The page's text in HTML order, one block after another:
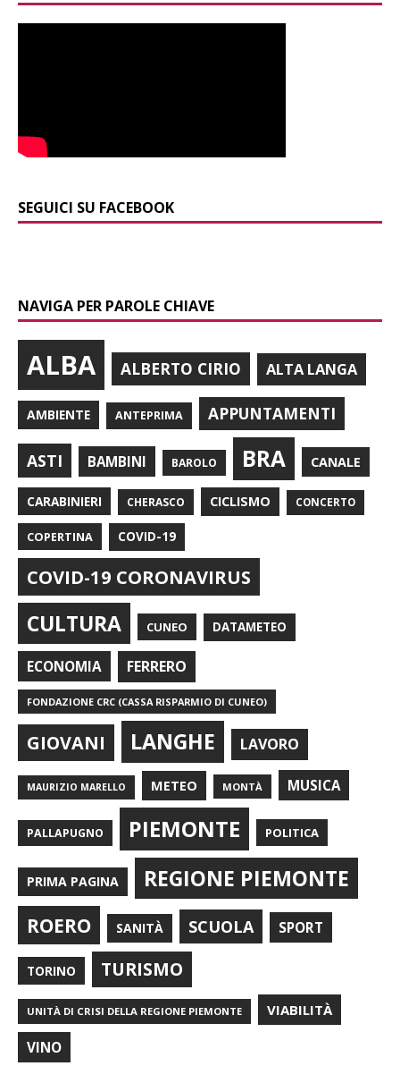
SEGUICI SU FACEBOOK
NAVIGA PER PAROLE CHIAVE
ALBA ALBERTO CIRIO ALTA LANGA
AMBIENTE ANTEPRIMA APPUNTAMENTI
ASTI BAMBINI BAROLO BRA CANALE
CARABINIERI CHERASCO CICLISMO CONCERTO
COPERTINA COVID-19
COVID-19 CORONAVIRUS
CULTURA CUNEO DATAMETEO
ECONOMIA FERRERO
FONDAZIONE CRC (CASSA RISPARMIO DI CUNEO)
GIOVANI LANGHE LAVORO
MAURIZIO MARELLO METEO MONTÀ MUSICA
PALLAPUGNO PIEMONTE POLITICA
PRIMA PAGINA REGIONE PIEMONTE
ROERO SANITÀ SCUOLA SPORT
TORINO TURISMO
UNITÀ DI CRISI DELLA REGIONE PIEMONTE VIABILITÀ
VINO